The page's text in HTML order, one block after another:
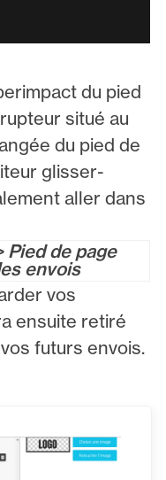
du pied
situé au
du pied de
glisser-
aller dans
Pied de page
envois
vos
ensuite retiré
futurs envois.